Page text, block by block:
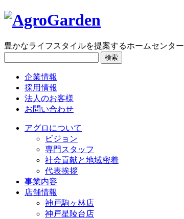
豊かなライフスタイルを提案するホームセンター
検索
企業情報
採用情報
法人のお客様
お問い合わせ
アグロについて
ビジョン
専門スタッフ
社会貢献と地域密着
代表挨拶
事業内容
店舗情報
神戸駒ヶ林店
神戸星陵台店